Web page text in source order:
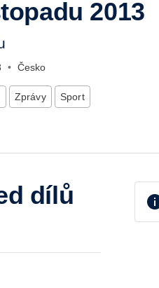
2013
• Česko
Zprávy Sport
dílů